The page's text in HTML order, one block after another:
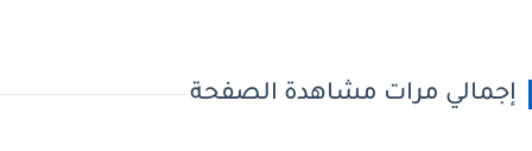
إجمالي مرات مشاهدة الصفحة